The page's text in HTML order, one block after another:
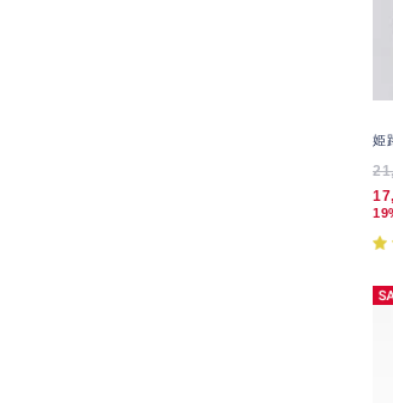
姫